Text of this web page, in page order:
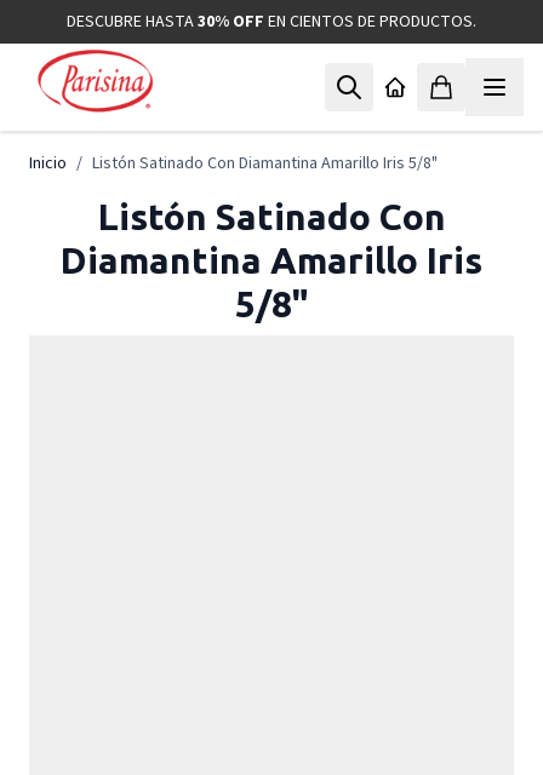
Ir al contenidoDESCUBRE HASTA30% OFF EN CIENTOS DE PRODUCTOS.
Inicio / Listón Satinado Con Diamantina Amarillo Iris 5/8"
Listón Satinado Con
Diamantina Amarillo Iris
5/8"